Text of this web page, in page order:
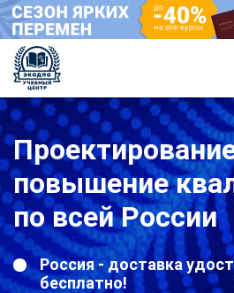
повышение
по всей России
Россия - доставка
бесплатно!